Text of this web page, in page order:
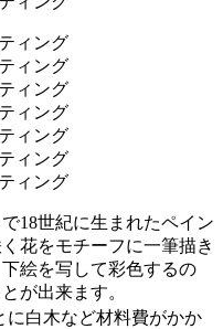
18世紀に生まれたペイン
花をモチーフに一筆描き
絵を写して彩色するの
が出来ます。
白木など材料費がかか